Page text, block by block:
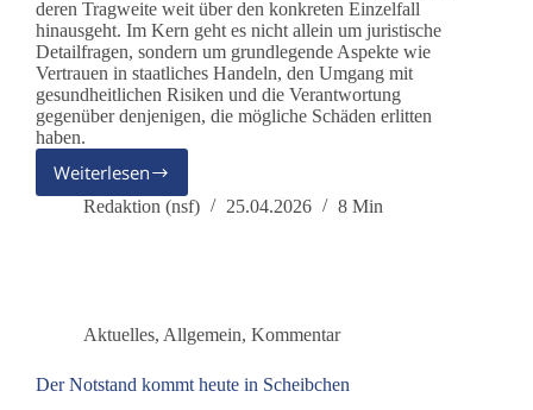
deren Tragweite weit über den konkreten Einzelfall
hinausgeht. Im Kern geht es nicht allein um juristische
Detailfragen, sondern um grundlegende Aspekte wie
Vertrauen in staatliches Handeln, den Umgang mit
gesundheitlichen Risiken und die Verantwortung
gegenüber denjenigen, die mögliche Schäden erlitten
haben.
Weiterlesen
BGH-
Urteil
für
Betroffene
und
ein
Redaktion (nsf) 25.04.2026 8 Min
Aktuelles, Allgemein, Kommentar
Der Notstand kommt heute in Scheibchen